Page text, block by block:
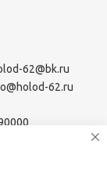
62@bk.ru
62.ru